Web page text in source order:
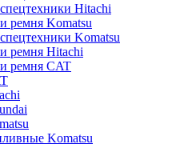
Hitachi
ремня Komatsu
Komatsu
ремня Hitachi
ремня CAT
Komatsu